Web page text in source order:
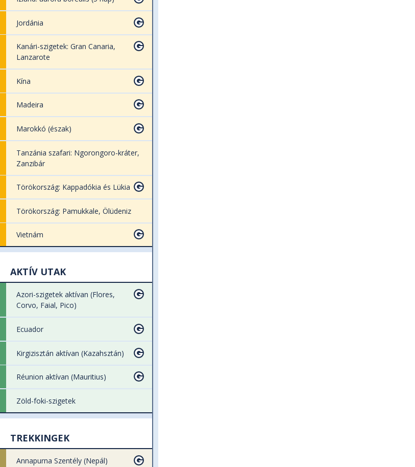
Jordánia
Kanári-szigetek: Gran Canaria,
Lanzarote
Kína
Madeira
Marokkó (észak)
Tanzánia szafari: Ngorongoro-kráter,
Zanzibár
Törökország: Kappadókia és Lükia
Törökország: Pamukkale, Ölüdeniz
Vietnám
AKTÍV UTAK
Azori-szigetek aktívan (Flores,
Corvo, Faial, Pico)
Ecuador
Kirgizisztán aktívan (Kazahsztán)
Réunion aktívan (Mauritius)
Zöld-foki-szigetek
TREKKINGEK
Annapurna Szentély (Nepál)